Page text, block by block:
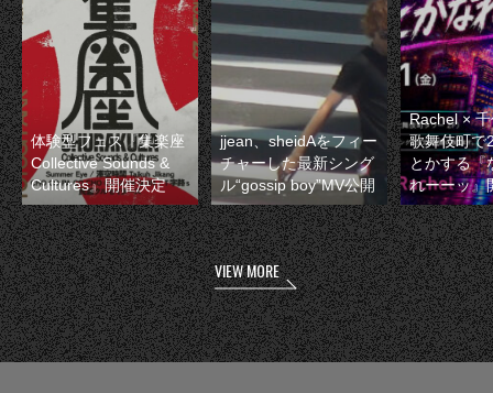
体験型フェス『集楽座
Collective Sounds &
Cultures』開催決定
jjean、sheidAをフィー
チャーした最新シング
ル“gossip boy”MV公開
Rachel ×
歌舞伎町で
とかする『
れーーッ』
VIEW MORE